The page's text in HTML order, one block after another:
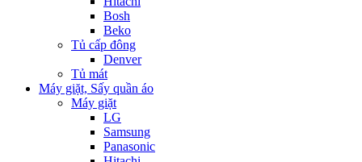
Bosh
Beko
Tủ cấp đông
Denver
Tủ mát
Máy giặt, Sấy quần áo
Máy giặt
LG
Samsung
Panasonic